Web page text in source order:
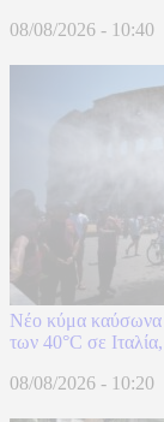
08/08/2026 - 10:40
Νέο κύμα καύσωνα
των 40°C σε
08/08/2026 - 10:20